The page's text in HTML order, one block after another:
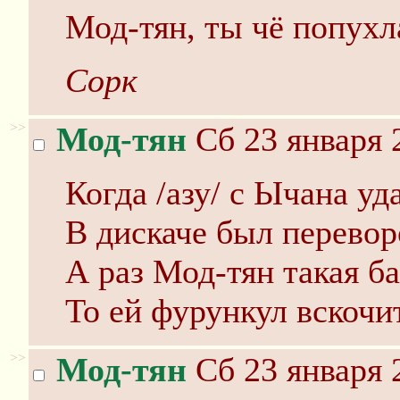
Мод-тян, ты чё
Сорк
>> Мод-тян Сб 23 января
Когда /азу/ с Ычана
В дискаче был
А раз Мод-тян такая
То ей фурункул
>> Мод-тян Сб 23 января